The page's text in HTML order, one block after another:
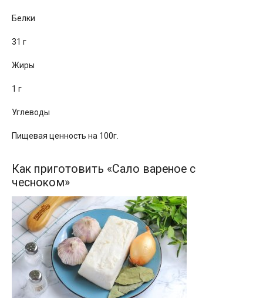
Белки
31 г
Жиры
1 г
Углеводы
Пищевая ценность на 100г.
Как приготовить «Сало вареное с
чесноком»